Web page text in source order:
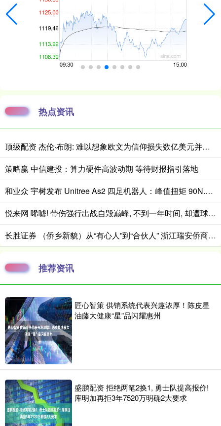
热点资讯
顶级配资 杰伦·布朗: 难以想象欧文为信仰损失数亿美元并被耐克解约有多难
策略赢 中信建投：算力硬件高波动期 等待财报指引落地
和业众 宇树发布 Unitree As2 四足机器人：峰值扭矩 90N.m，续航超 13km
悦来网 唏嘘! 带伤强行出战自毁巅峰, 不到一年时间, 却遭球队无情抛弃
长胜证券 （侨乡新貌）从“有心人”到“合伙人” 浙江瑞安侨商与家乡共寻机
推荐资讯
匠心智策 供销系统代表兴趣浓厚！陈皮星
油藤大健康“星”品闪耀惠州
盛鹏配资 拒绝两笔2换1, 勇士队提高报价!
库明加再拒3年7520万明确2大要求